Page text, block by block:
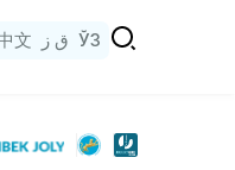
文 ق ز ЎЗ